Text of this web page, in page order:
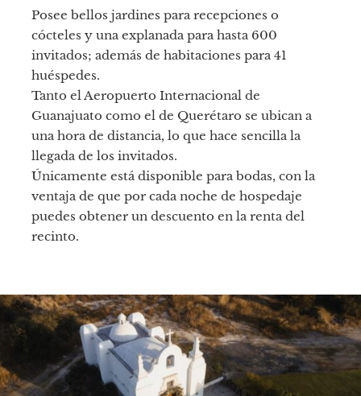
Posee bellos jardines para recepciones o
cócteles y una explanada para hasta 600
invitados; además de habitaciones para 41
huéspedes.
Tanto el Aeropuerto Internacional de
Guanajuato como el de Querétaro se ubican a
una hora de distancia, lo que hace sencilla la
llegada de los invitados.
Únicamente está disponible para bodas, con la
ventaja de que por cada noche de hospedaje
puedes obtener un descuento en la renta del
recinto.